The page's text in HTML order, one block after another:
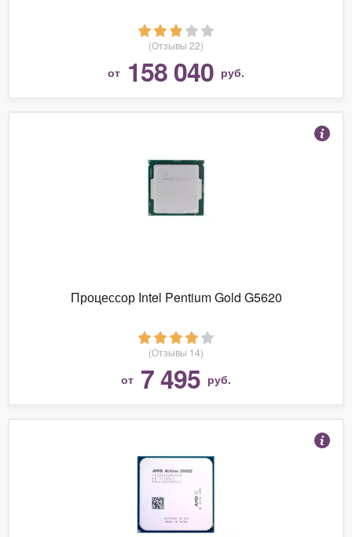
(Отзывы 22)
от 158 040 руб.
Процессор Intel Pentium Gold G5620
(Отзывы 14)
от 7 495 руб.